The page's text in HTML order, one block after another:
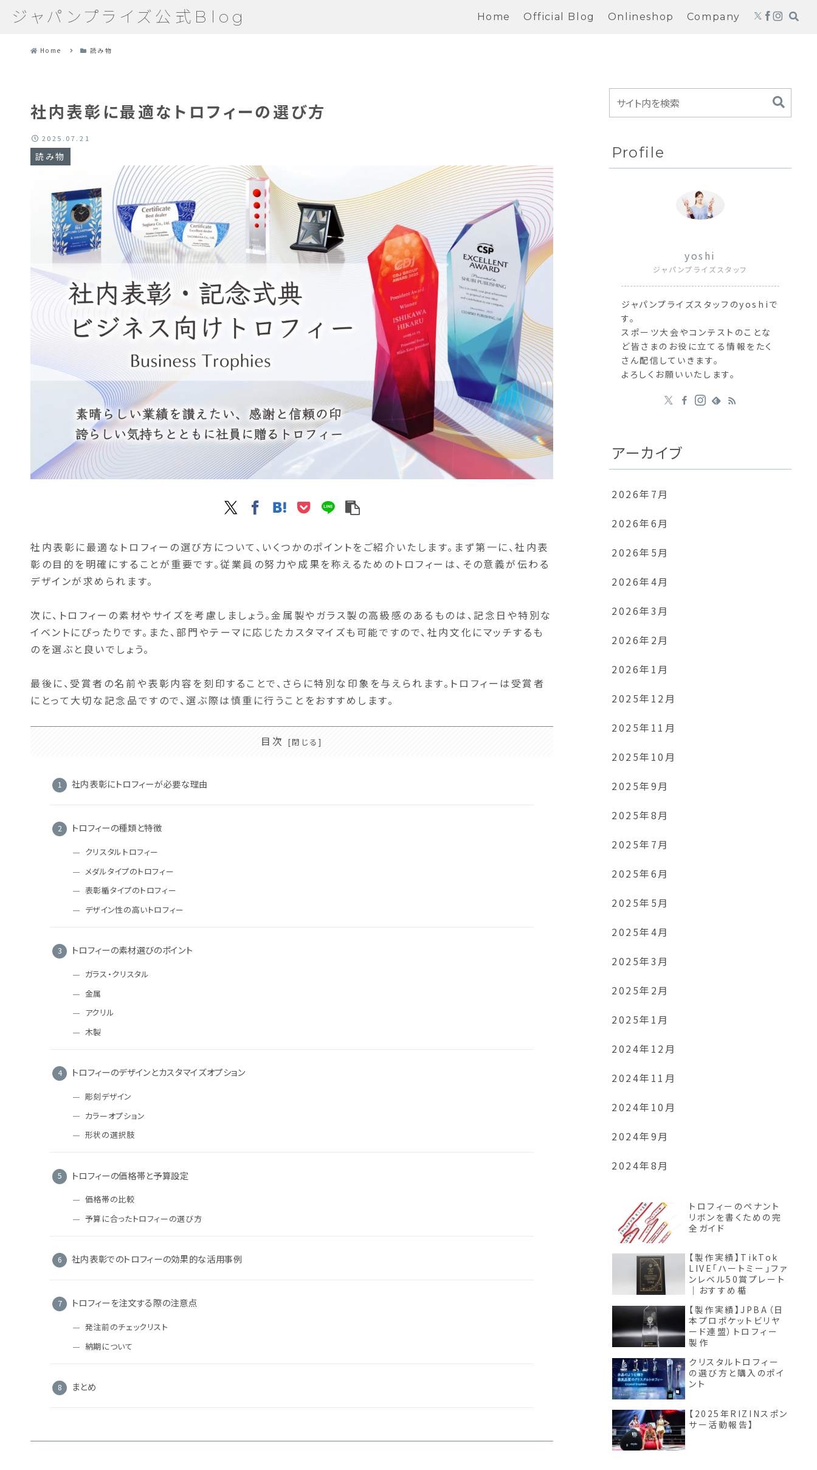
ジャパンプライズ公式Blog Home Official Blog Onlineshop Company
Home 読み物
社内表彰に最適なトロフィーの選び方
読み物
2025.07.21
社内表彰に最適なトロフィーの選び方について、いくつかのポイントをご紹介いたします。まず第一に、社内表
彰の目的を明確にすることが重要です。従業員の努力や成果を称えるためのトロフィーは、その意義が伝わる
デザインが求められます。
次に、トロフィーの素材やサイズを考慮しましょう。金属製やガラス製の高級感のあるものは、記念日や特別な
イベントにぴったりです。また、部門やテーマに応じたカスタマイズも可能ですので、社内文化にマッチするも
のを選ぶと良いでしょう。
最後に、受賞者の名前や表彰内容を刻印することで、さらに特別な印象を与えられます。トロフィーは受賞者
にとって大切な記念品ですので、選ぶ際は慎重に行うことをおすすめします。
目次
社内表彰にトロフィーが必要な理由
トロフィーの種類と特徴
クリスタルトロフィー
メダルタイプのトロフィー
表彰楯タイプのトロフィー
デザイン性の高いトロフィー
トロフィーの素材選びのポイント
ガラス・クリスタル
金属
アクリル
木製
トロフィーのデザインとカスタマイズオプション
彫刻デザイン
カラーオプション
形状の選択肢
トロフィーの価格帯と予算設定
価格帯の比較
予算に合ったトロフィーの選び方
社内表彰でのトロフィーの効果的な活用事例
トロフィーを注文する際の注意点
発注前のチェックリスト
納期について
まとめ
Profile
yoshi
ジャパンプライズスタッフ
ジャパンプライズスタッフのyoshiで
す。
スポーツ大会やコンテストのことな
ど皆さまのお役に立てる情報をたく
さん配信していきます。
よろしくお願いいたします。
アーカイブ
2026年7月
2026年6月
2026年5月
2026年4月
2026年3月
2026年2月
2026年1月
2025年12月
2025年11月
2025年10月
2025年9月
2025年8月
2025年7月
2025年6月
2025年5月
2025年4月
2025年3月
2025年2月
2025年1月
2024年12月
2024年11月
2024年10月
2024年9月
2024年8月
トロフィーのペナント
リボンを書くための完
全ガイド
【製作実績】TikTok
LIVE「ハートミー」ファ
ンレベル50賞プレート
｜おすすめ楯
【製作実績】JPBA（日
本プロポケットビリヤ
ード連盟）トロフィー
製作
クリスタルトロフィー
の選び方と購入のポイ
ント
【2025年RIZINスポン
サー活動報告】